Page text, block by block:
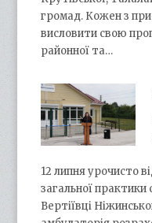
громад. Кожен з
висловити свою
районної та…
12 липня урочисто
загальної практики
Вертіївці